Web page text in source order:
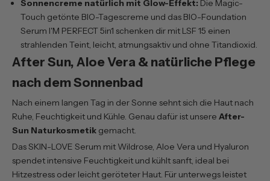
Sonnencreme natürlich mit Glow-Effekt: Die Magic-
Touch getönte BIO-Tagescreme und das BIO-Foundation
Serum I'M PERFECT 5in1 schenken dir mit LSF 15 einen
strahlenden Teint, leicht, atmungsaktiv und ohne Titandioxid.
After Sun, Aloe Vera & natürliche Pflege
nach dem Sonnenbad
Nach einem langen Tag in der Sonne sehnt sich die Haut nach
Ruhe, Feuchtigkeit und Kühle. Genau dafür ist unsere After-
Sun Naturkosmetik gemacht.
DasSKIN-LOVE Serum mit Wildrose, Aloe Vera und Hyaluron
spendet intensive Feuchtigkeit und kühlt sanft, ideal bei
Hitzestress oder leicht geröteter Haut. Für unterwegs leistet